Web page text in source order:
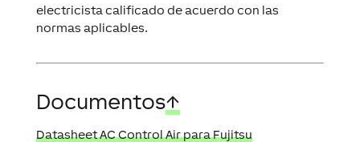
electricista calificado de acuerdo con las
normas aplicables.
Documentos↑
Datasheet AC Control Air para Fujitsu